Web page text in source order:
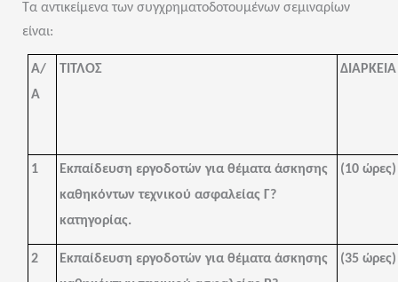
Τα αντικείμενα των συγχρηματοδοτουμένων σεμιναρίων
είναι:
Α/
Α
ΤΙΤΛΟΣ ΔΙΑΡΚΕΙΑ
1
Εκπαίδευση εργοδοτών για θέματα άσκησης
καθηκόντων τεχνικού ασφαλείας Γ?
κατηγορίας.
(10 ώρες)
2
Εκπαίδευση εργοδοτών για θέματα άσκησης
(35 ώρες)